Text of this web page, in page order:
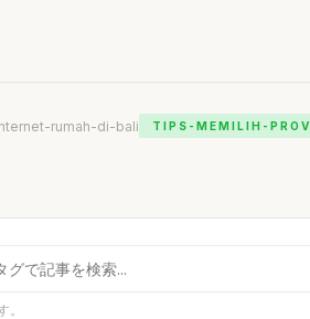
rumah-di-bali TIPS-MEMILIH-